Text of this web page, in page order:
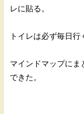
レに貼る。
トイレは必ず毎日行
マインドマップにま
できた。